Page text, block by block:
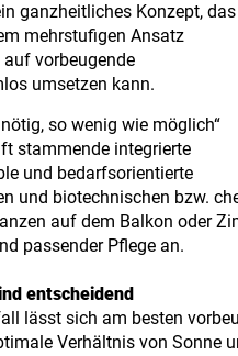
ganzheitliches Konzept, das
mehrstufigen Ansatz
vorbeugende
umsetzen kann.
so wenig wie möglich“
stammende integrierte
und bedarfsorientierte
und biotechnischen bzw.
auf dem Balkon oder
passender Pflege an.
entscheidend
lässt sich am besten
Verhältnis von Sonne